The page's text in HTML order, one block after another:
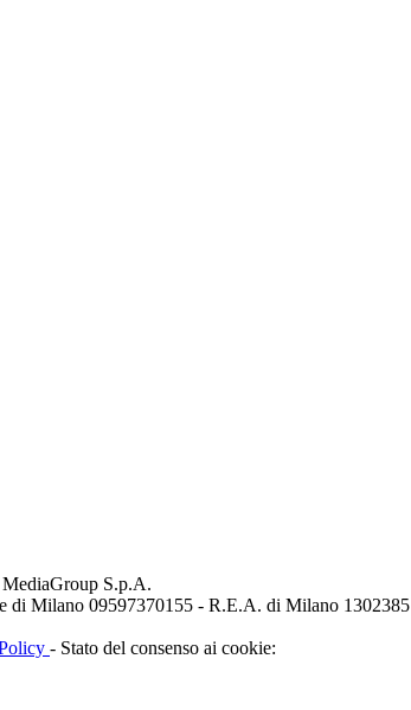
S.p.A.
di Milano 09597370155 - R.E.A. di Milano 1302385
- Stato del consenso ai cookie: